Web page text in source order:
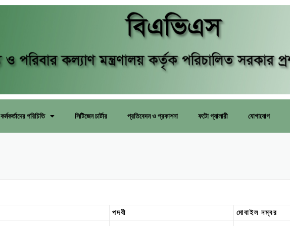
কর্মকর্তাদের পরিচিতি সিটিজেন চার্টার প্রতিবেদন ও প্রকাশনা ফটো গ্যালারী যোগাযোগ
পদবী মোবাইল নম্বর